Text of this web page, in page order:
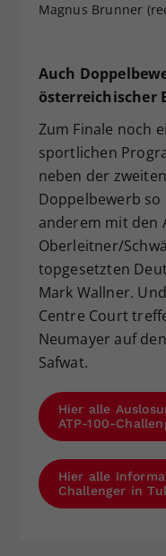
Magnus Brunner
Auch
österreichischer
Zum Finale noch
sportlichen
neben der
Doppelbewerb
anderem mit den
Oberleitner/
topgesetzten
Mark Wallner.
Centre Court
Neumayer auf
Safwat.
Hier alle
ATP-100-
Hier alle
Challenger in